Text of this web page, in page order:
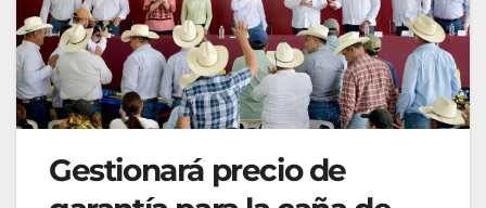
Gestionará precio de